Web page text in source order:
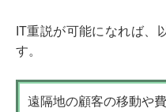
IT重説が可能になれば、
す。
遠隔地の顧客の移動や